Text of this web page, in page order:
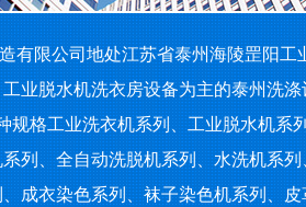
限公司地处江苏省泰州海陵罡阳工
业脱水机洗衣房设备为主的泰州洗涤
格工业洗衣机系列、工业脱水机系
列、全自动洗脱机系列、水洗机系
成衣染色系列、袜子染色机系列、